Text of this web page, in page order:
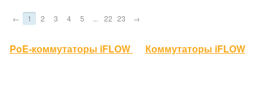
← 1 2 3 4 5 ... 22 23 →
PoE-коммутаторы iFLOW Коммутаторы iFLOW